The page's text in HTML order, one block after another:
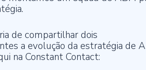
de compartilhar dois
a evolução da estratégia de
na Constant Contact: